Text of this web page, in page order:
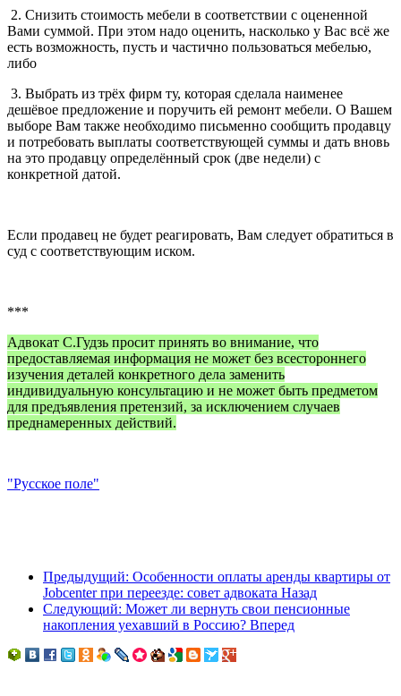
2. Снизить стоимость мебели в соответствии с оцененной
Вами суммой. При этом надо оценить, насколько у Вас всё же
есть возможность, пусть и частично пользоваться мебелью,
либо
3. Выбрать из трёх фирм ту, которая сделала наименее
дешёвое предложение и поручить ей ремонт мебели. О Вашем
выборе Вам также необходимо письменно сообщить продавцу
и потребовать выплаты соответствующей суммы и дать вновь
на это продавцу определённый срок (две недели) с
конкретной датой.
Если продавец не будет реагировать, Вам следует обратиться в
суд с соответствующим иском.
***
Адвокат С.Гудзь просит принять во внимание, что
предоставляемая информация не может без всестороннего
изучения деталей конкретного дела заменить
индивидуальную консультацию и не может быть предметом
для предъявления претензий, за исключением случаев
преднамеренных действий.
"Русское поле"
Предыдущий: Особенности оплаты аренды квартиры от
Jobcenter при переезде: совет адвоката Назад
Следующий: Может ли вернуть свои пенсионные
накопления уехавший в Россию? Вперед